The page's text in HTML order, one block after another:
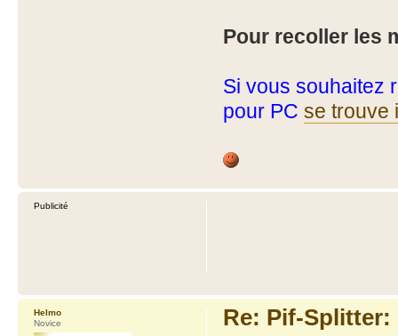
Pour recoller les
Si vous souhaitez
pour PC se trouve
Publicité
Re: Pif-
Helmo
Novice